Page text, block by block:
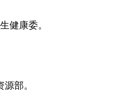
康委。
部。